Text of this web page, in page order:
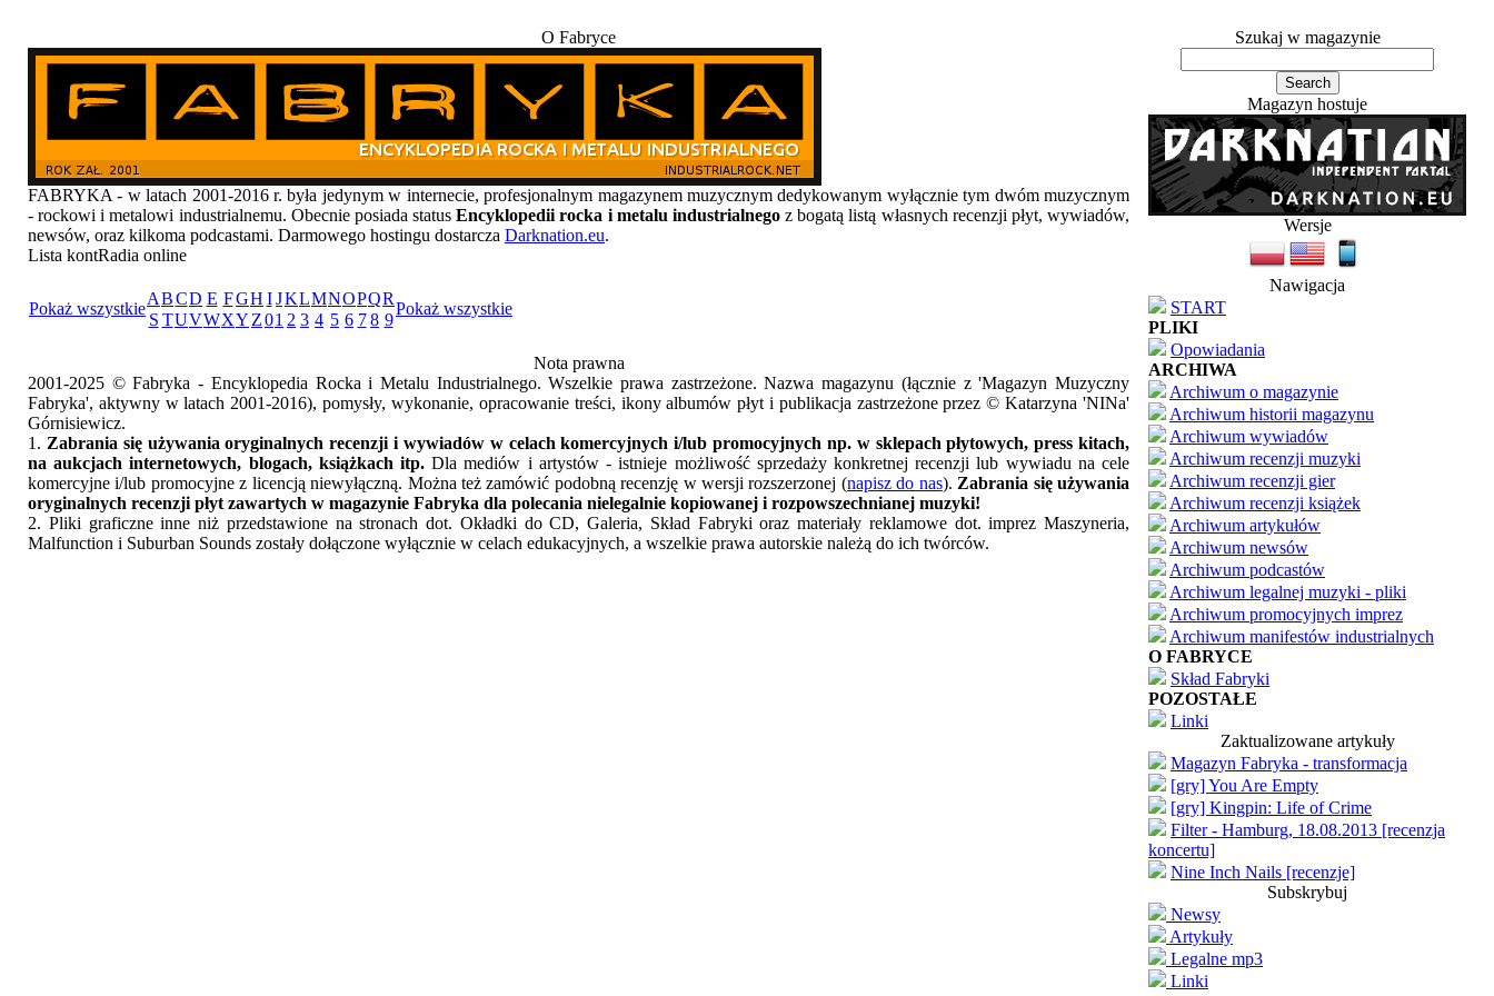
O Fabryce
FABRYKA - w latach 2001-2016 r. była jedynym w internecie, profesjonalnym magazynem muzycznym dedykowanym wyłącznie tym dwóm muzycznym
- rockowi i metalowi industrialnemu. Obecnie posiada statusEncyklopedii rocka i metalu industrialnegoz bogatą listą własnych recenzji płyt, wywiadów,
newsów, oraz kilkoma podcastami. Darmowego hostingu dostarcza Darknation.eu.
Lista kontRadia online
Pokaż wszystkie
ABCD E FGH I JKLMNOPQR
Pokaż wszystkie
S TUVWXY Z01 2 3 4 5 6 7 8 9
Nota prawna
2001-2025 © Fabryka - Encyklopedia Rocka i Metalu Industrialnego. Wszelkie prawa zastrzeżone. Nazwa magazynu (łącznie z 'Magazyn Muzyczny
Fabryka', aktywny w latach 2001-2016), pomysły, wykonanie, opracowanie treści, ikony albumów płyt i publikacja zastrzeżone przez © Katarzyna 'NINa'
Górnisiewicz.
1. Zabrania się używania oryginalnych recenzji i wywiadów w celach komercyjnych i/lub promocyjnych np. w sklepach płytowych, press kitach,
na aukcjach internetowych, blogach, książkach itp. Dla mediów i artystów - istnieje możliwość sprzedaży konkretnej recenzji lub wywiadu na cele
komercyjne i/lub promocyjne z licencją niewyłączną. Można też zamówić podobną recenzję w wersji rozszerzonej (napisz do nas). Zabrania się używania
oryginalnych recenzji płyt zawartych w magazynie Fabryka dla polecania nielegalnie kopiowanej i rozpowszechnianej muzyki!
2. Pliki graficzne inne niż przedstawione na stronach dot. Okładki do CD, Galeria, Skład Fabryki oraz materiały reklamowe dot. imprez Maszyneria,
Malfunction i Suburban Sounds zostały dołączone wyłącznie w celach edukacyjnych, a wszelkie prawa autorskie należą do ich twórców.
Szukaj w magazynie
Magazyn hostuje
Wersje
Nawigacja
START
PLIKI
Opowiadania
ARCHIWA
Archiwum o magazynie
Archiwum historii magazynu
Archiwum wywiadów
Archiwum recenzji muzyki
Archiwum recenzji gier
Archiwum recenzji książek
Archiwum artykułów
Archiwum newsów
Archiwum podcastów
Archiwum legalnej muzyki - pliki
Archiwum promocyjnych imprez
Archiwum manifestów industrialnych
O FABRYCE
Skład Fabryki
POZOSTAŁE
Linki
Zaktualizowane artykuły
Magazyn Fabryka - transformacja
[gry] You Are Empty
[gry] Kingpin: Life of Crime
Filter - Hamburg, 18.08.2013 [recenzja
koncertu]
Nine Inch Nails [recenzje]
Subskrybuj
Newsy
Artykuły
Legalne mp3
Linki